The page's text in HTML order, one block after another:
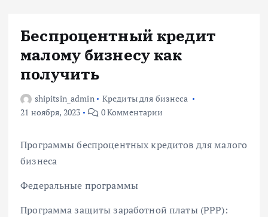
Беспроцентный кредит
малому бизнесу как
получить
shipitsin_admin
Кредиты для бизнеса
21 ноября, 2023
0 Комментарии
Программы беспроцентных кредитов для малого
бизнеса
Федеральные программы
Программа защиты заработной платы (PPP):